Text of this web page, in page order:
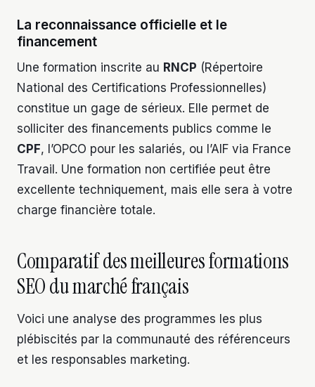
La reconnaissance officielle et le
financement
Une formation inscrite au RNCP (Répertoire
National des Certifications Professionnelles)
constitue un gage de sérieux. Elle permet de
solliciter des financements publics comme le
CPF, l’OPCO pour les salariés, ou l’AIF via France
Travail. Une formation non certifiée peut être
excellente techniquement, mais elle sera à votre
charge financière totale.
Comparatif des meilleures formations
SEO du marché français
Voici une analyse des programmes les plus
plébiscités par la communauté des référenceurs
et les responsables marketing.